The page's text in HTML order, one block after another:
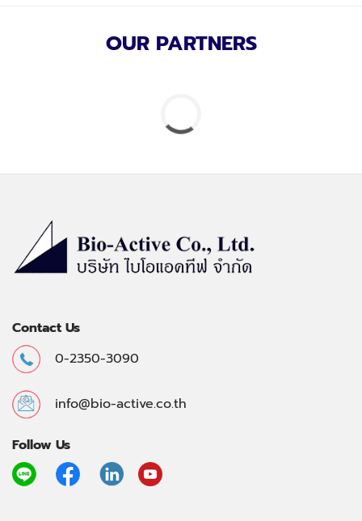
OUR PARTNERS
Contact Us
0-2350-3090
info@bio-active.co.th
Follow Us